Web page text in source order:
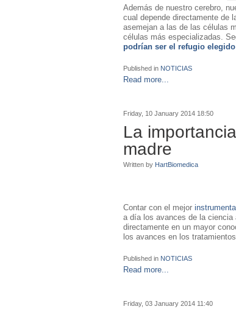
Además de nuestro cerebro,
cual depende directamente de
asemejan a las de las células
células más especializadas.
podrían ser el refugio
Published in NOTICIAS
Read more...
Friday, 10 January 2014 18:50
La
madre
Written by HartBiomedica
Contar con el mejor
a día los avances de la ciencia
directamente en un mayor
los avances en los
Published in NOTICIAS
Read more...
Friday, 03 January 2014 11:40